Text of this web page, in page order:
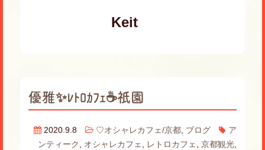
Keit
優雅✨ﾚﾄﾛｶﾌｪ☕️祇園
2020.9.8 ♡オシャレカフェ/京都, ブログ
ア
ンティーク , オシャレカフェ , レトロカフェ ,京都観光,